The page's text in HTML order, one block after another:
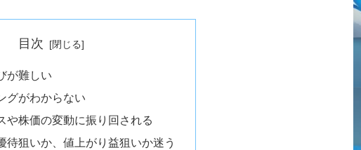
目次
が難しい
グがわからない
や株価の変動に振り回される
待狙いか、値上がり益狙いか迷う